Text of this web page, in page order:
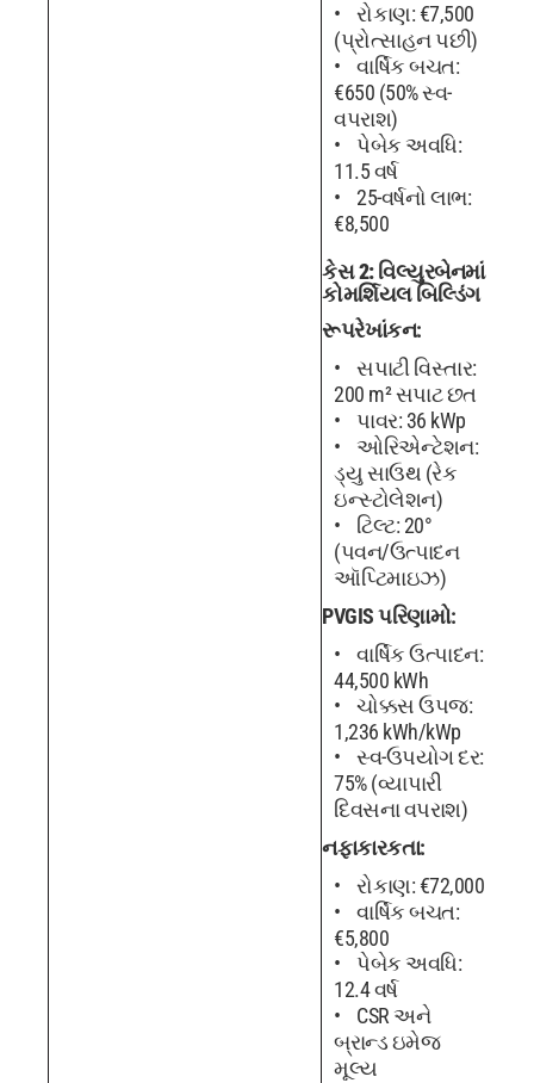
રોકાણ: €7,500
(પ્રોત્સાહન પછી)
વાર્ષિક બચત:
€650 (50% સ્વ-
વપરાશ)
પેબેક અવધિ:
11.5 વર્ષ
25-વર્ષનો લાભ:
€8,500
કેસ 2: વિલ્યુરબેનમાં
કોમર્શિયલ બિલ્ડિંગ
રૂપરેખાંકન:
સપાટી વિસ્તાર:
200 m² સપાટ છત
પાવર: 36 kWp
ઓરિએન્ટેશન:
ડ્યુ સાઉથ (રેક
ઇન્સ્ટોલેશન)
ટિલ્ટ: 20°
(પવન/ઉત્પાદન
ઑપ્ટિમાઇઝ)
PVGIS પરિણામો:
વાર્ષિક ઉત્પાદન:
44,500 kWh
ચોક્કસ ઉપજ:
1,236 kWh/kWp
સ્વ-ઉપયોગ દર:
75% (વ્યાપારી
દિવસના વપરાશ)
નફાકારકતા:
રોકાણ: €72,000
વાર્ષિક બચત:
€5,800
પેબેક અવધિ:
12.4 વર્ષ
CSR અને
બ્રાન્ડ ઇમેજ
મૂલ્ય